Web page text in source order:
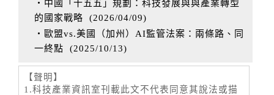
‧中國「十五五」規劃：科技發展與與產業轉型
的國家戰略 (2026/04/09)
‧歐盟vs.美國（加州）AI監管法案：兩條路、同
一終點 (2025/10/13)
【聲明】
1.科技產業資訊室刊載此文不代表同意其說法或描